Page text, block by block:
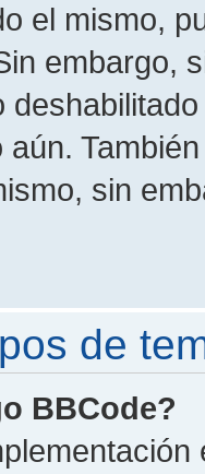
el mismo,
embargo,
sin
de
BBCode?